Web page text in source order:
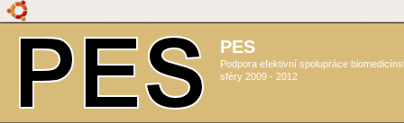
PES
Podpora efektivní spolupráce
sféry 2009 - 2012